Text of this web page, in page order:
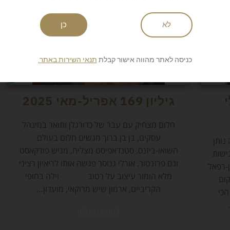
רפאל
גיליון 169 אפריל-מאי 2025
חלום מצחיק עם עבר של כדורגלן ותואר במינהל
עסקים, בן בן ברוך מגשים חלום בעולם
השואו-ביזנס. סטנדאפיסט מצליח, מגיש פודקאסט
וגם פרזנטור. אורלי גנוסר פגשה אותו לריאיון רציני
מלא הומור עיצוב על רטוב וילה בחופי
הקריביים, ארמון שיש מרוקאי, מועדון…
לא כן
כניסה לאתר מהווה אישור קבלת תנאי השירות באתר.